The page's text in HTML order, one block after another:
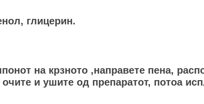
глицерин.
на крзното ,направете пена,
и ушите од препаратот, потоа